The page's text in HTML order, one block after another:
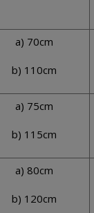
a) 70cm
b) 110cm
a) 75cm
b) 115cm
a) 80cm
b) 120cm